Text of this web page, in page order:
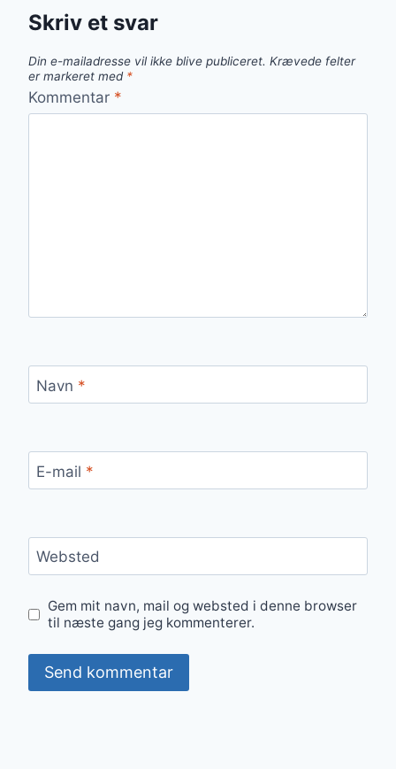
Skriv et svar
Din e-mailadresse vil ikke blive publiceret. Krævede felter
er markeret med *
Kommentar *
Navn *
E-mail *
Websted
Gem mit navn, mail og websted i denne browser
til næste gang jeg kommenterer.